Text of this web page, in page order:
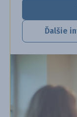
Ďalšie